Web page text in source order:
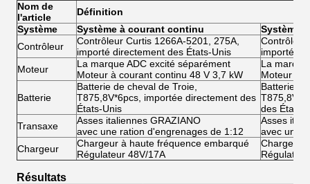
Nom de
l'article
Définition
Système
Système à courant continu
Système
Contrôleur
Contrôleur Curtis 1266A-5201, 275A,
importé directement des États-Unis
Contrôleur
importé
Moteur
La marque ADC excité séparément
Moteur à courant continu 48 V 3,7 kW
La
Moteur à
Batterie
Batterie de cheval de Troie,
T875,8V*6pcs, importée directement des
États-Unis
Batterie
des États-
Transaxe
Asses italiennes GRAZIANO
avec une ration d'engrenages de 1:12
Asses
avec une
Chargeur
Chargeur à haute fréquence embarqué
Régulateur 48V/17A
Chargeur
Résultats